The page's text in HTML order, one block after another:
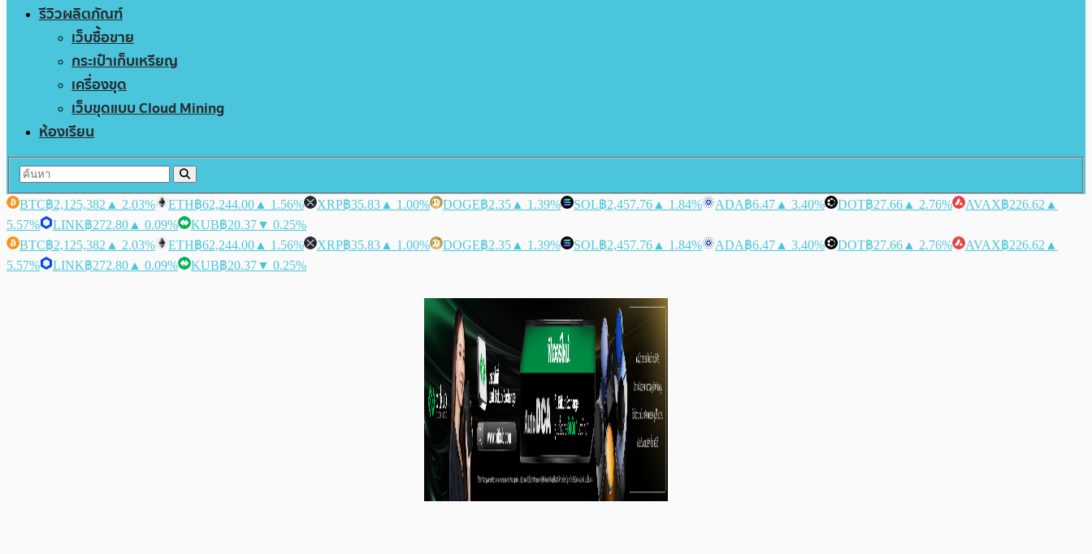
รีวิวผลิตภัณฑ์
เว็บซื้อขาย
กระเป๋าเก็บเหรียญ
เครื่องขุด
เว็บขุดแบบ Cloud Mining
ห้องเรียน
BTC฿2,125,382 ▲ 2.03% ETH฿62,244.00 ▲ 1.56% XRP฿35.83 ▲ 1.00% DOGE฿2.35 ▲ 1.39% SOL฿2,457.76 ▲ 1.84% ADA฿6.47 ▲ 3.40% DOT฿27.66 ▲ 2.76% AVAX฿226.62 ▲
5.57%
LINK฿272.80 ▲ 0.09% KUB฿20.37▼ 0.25%
BTC฿2,125,382 ▲ 2.03% ETH฿62,244.00 ▲ 1.56% XRP฿35.83 ▲ 1.00% DOGE฿2.35 ▲ 1.39% SOL฿2,457.76 ▲ 1.84% ADA฿6.47 ▲ 3.40% DOT฿27.66 ▲ 2.76% AVAX฿226.62 ▲
5.57%
LINK฿272.80 ▲ 0.09% KUB฿20.37▼ 0.25%